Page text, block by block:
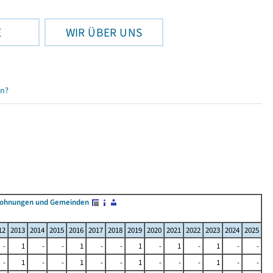
WIR ÜBER UNS
und Gemeinden
2013 2014 2015 2016 2017 2018 2019 2020 2021 2022 2023 2024 2025
- 1 - - 1 - - 1 - 1 - 1 -
-
- 1 - - 1 - - 1 - - - 1 -
-